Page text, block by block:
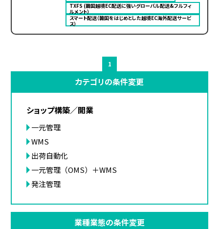
TXFS (韓国越境EC配送に強いグローバル配送&フルフィ
ルメント）
スマート配送（韓国をはじめとした越境EC海外配送サービ
ス）
1
カテゴリの条件変更
ショップ構築／開業
一元管理
WMS
出荷自動化
一元管理（OMS）＋WMS
発注管理
業種業態の条件変更